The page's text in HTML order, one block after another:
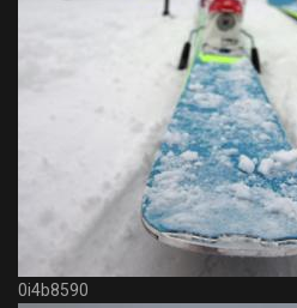
0i4b8590